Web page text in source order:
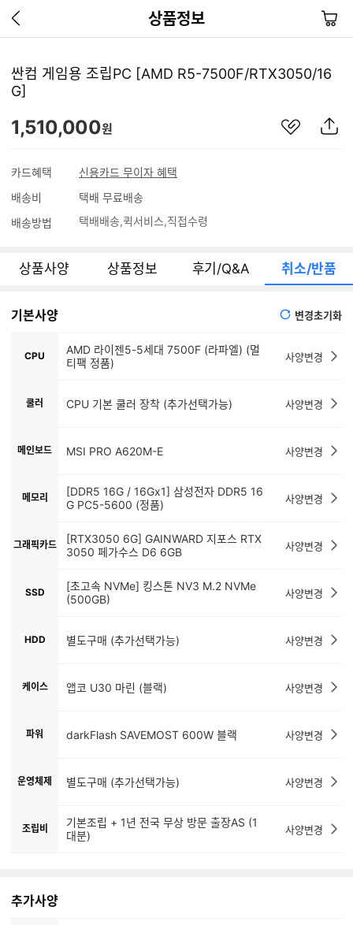
상품정보
이
지
가
장
바
싼컴 게임용 조립PC [AMD R5-7500F/RTX3050/16
G]
1,510,000원
카드혜택
신용카드 무이자 혜택
배송비
택배 무료배송
배송방법
택배배송 퀵서비스 직접수령
상품사양 상품정보 후기/Q&A 취소/반품
기본사양 변경초기화
CPU
AMD 라이젠5-5세대 7500F (라파엘) (멀
티팩 정품)
사양변경
쿨러 CPU 기본 쿨러 장착 (추가선택가능) 사양변경
메인보드 MSI PRO A620M-E 사양변경
메모리
[DDR5 16G / 16Gx1] 삼성전자 DDR5 16
G PC5-5600 (정품)
사양변경
그래픽카드
[RTX3050 6G] GAINWARD 지포스 RTX
3050 페가수스 D6 6GB
사양변경
SSD
[초고속 NVMe] 킹스톤 NV3 M.2 NVMe
(500GB)
사양변경
HDD 별도구매 (추가선택가능) 사양변경
케이스 앱코 U30 마린 (블랙) 사양변경
파워 darkFlash SAVEMOST 600W 블랙 사양변경
운영체제 별도구매 (추가선택가능) 사양변경
조립비
기본조립 + 1년 전국 무상 방문 출장AS (1
대분)
사양변경
추가사양